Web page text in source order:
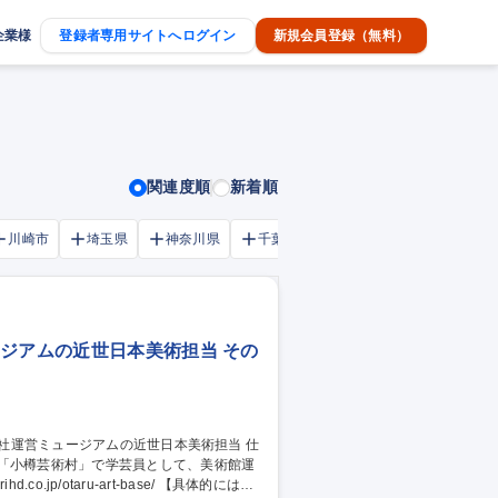
業様 登録者専用サイトへログイン 新規会員登録（無料）
関連度順 新着順
川崎市 埼玉県 神奈川県 千葉市
アムの近世日本美術担当 その
小樽芸術村」で学芸員として、美術館運
art-base/ 【具体的には】